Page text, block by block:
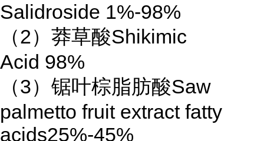
Salidroside 1%-98%
（2）莽草酸Shikimic
Acid 98%
（3）锯叶棕脂肪酸Saw
palmetto fruit extract fatty
acids25%-45%